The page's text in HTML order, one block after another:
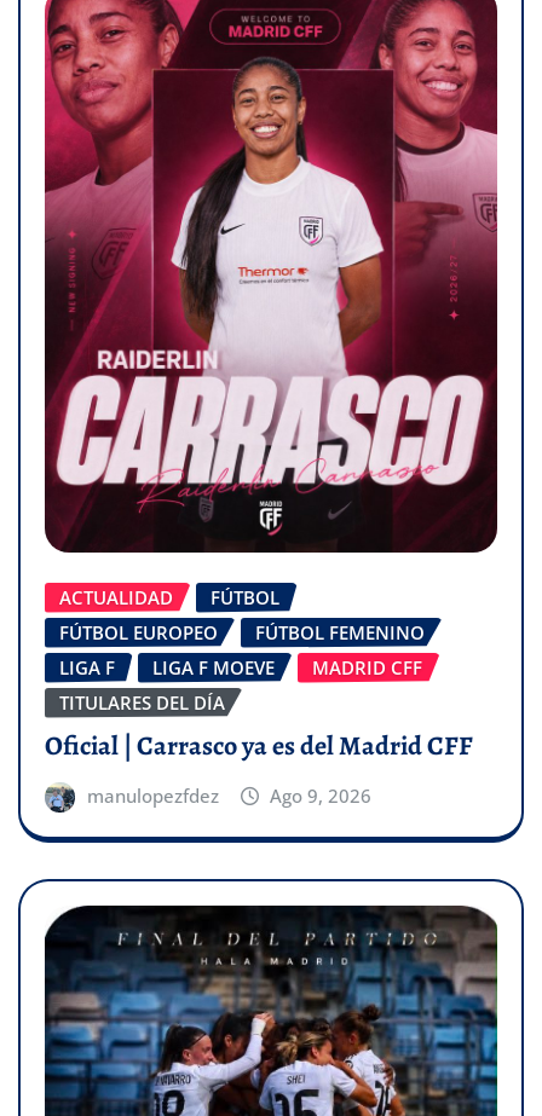
ACTUALIDAD
FÚTBOL
FÚTBOL EUROPEO
FÚTBOL FEMENINO
LIGA F
LIGA F MOEVE
MADRID CFF
TITULARES DEL DÍA
Oficial | Carrasco ya es del Madrid CFF
manulopezfdez Ago 9, 2026